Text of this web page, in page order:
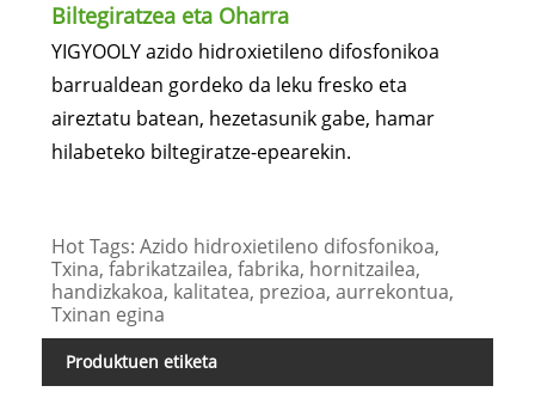
Biltegiratzea eta Oharra
YIGYOOLY azido hidroxietileno difosfonikoa
barrualdean gordeko da leku fresko eta
aireztatu batean, hezetasunik gabe, hamar
hilabeteko biltegiratze-epearekin.
Hot Tags: Azido hidroxietileno difosfonikoa,
Txina, fabrikatzailea, fabrika, hornitzailea,
handizkakoa, kalitatea, prezioa, aurrekontua,
Txinan egina
Produktuen etiketa